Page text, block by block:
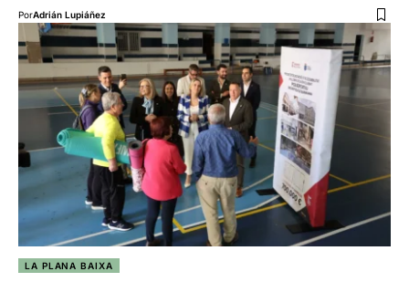
PorAdrián Lupiáñez
LA PLANA BAIXA